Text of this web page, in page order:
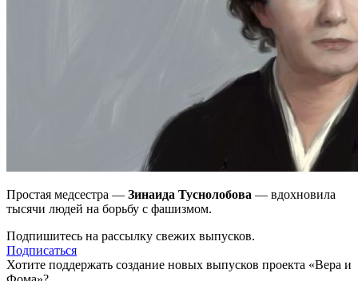
Простая медсестра — Зинаида Туснолобова — вдохновила
тысячи людей на борьбу с фашизмом.
Подпишитесь на рассылку свежих выпусков.
Подписаться
Хотите поддержать создание новых выпусков проекта «Вера и